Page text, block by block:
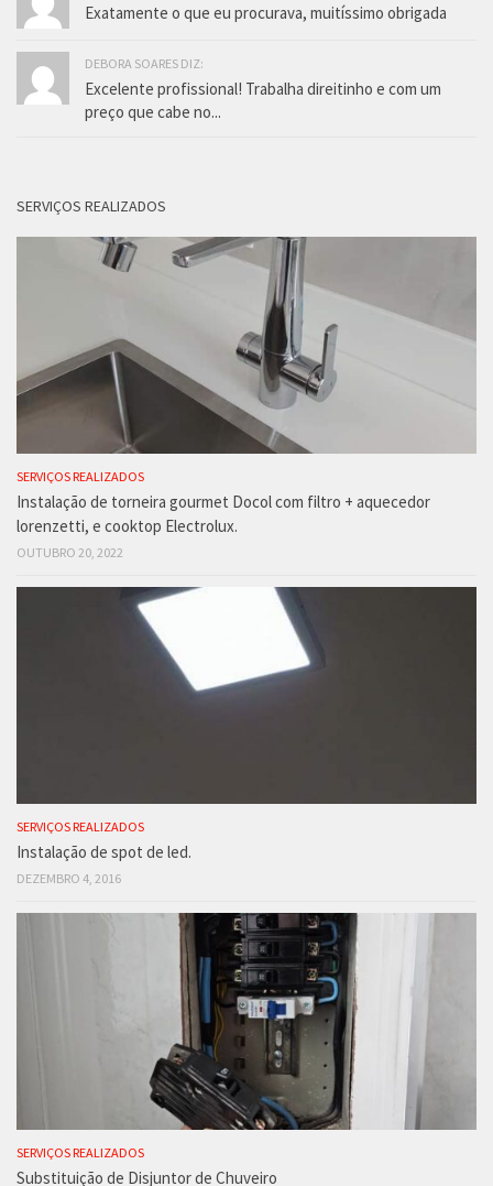
Exatamente o que eu procurava, muitíssimo obrigada
DEBORA SOARES DIZ:
Excelente profissional! Trabalha direitinho e com um
preço que cabe no...
SERVIÇOS REALIZADOS
SERVIÇOS REALIZADOS
Instalação de torneira gourmet Docol com filtro + aquecedor
lorenzetti, e cooktop Electrolux.
OUTUBRO 20, 2022
SERVIÇOS REALIZADOS
Instalação de spot de led.
DEZEMBRO 4, 2016
SERVIÇOS REALIZADOS
Substituição de Disjuntor de Chuveiro